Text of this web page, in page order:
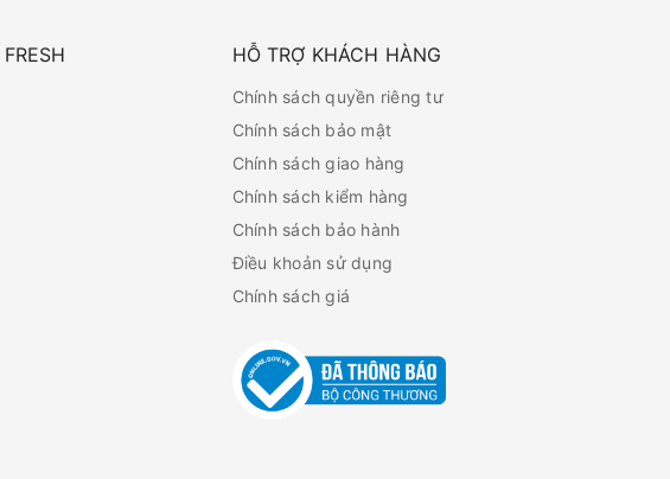
HỖ TRỢ KHÁCH HÀNG
Chính sách quyền riêng tư
Chính sách bảo mật
Chính sách giao hàng
Chính sách kiểm hàng
Chính sách bảo hành
Điều khoản sử dụng
Chính sách giá